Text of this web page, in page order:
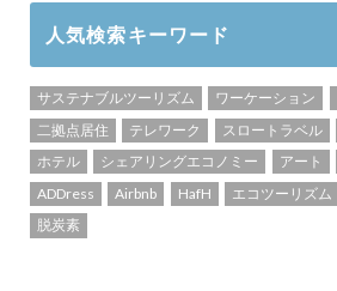
人気検索キーワード
サステナブルツーリズム ワーケーション
二拠点居住
テレワーク スロートラベル
ホテル
シェアリングエコノミー アート
ADDress
Airbnb HafH エコツーリズム
脱炭素